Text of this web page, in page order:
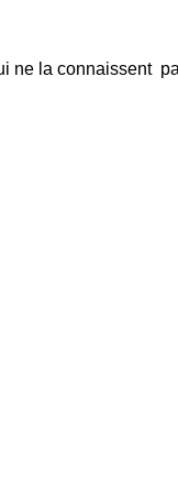
ne la connaissent